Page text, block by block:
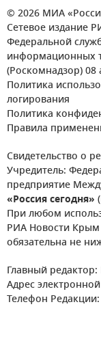
© 2026 МИА
Сетевое издание
Федеральной
информационных
(Роскомнадзор) 08
Политика
логирования
Политика
Правила
Свидетельство о
Учредитель:
предприятие
«Россия сегодня»
При любом
РИА Новости Крым
обязательна не
Главный редактор:
Адрес
Телефон Редакции: